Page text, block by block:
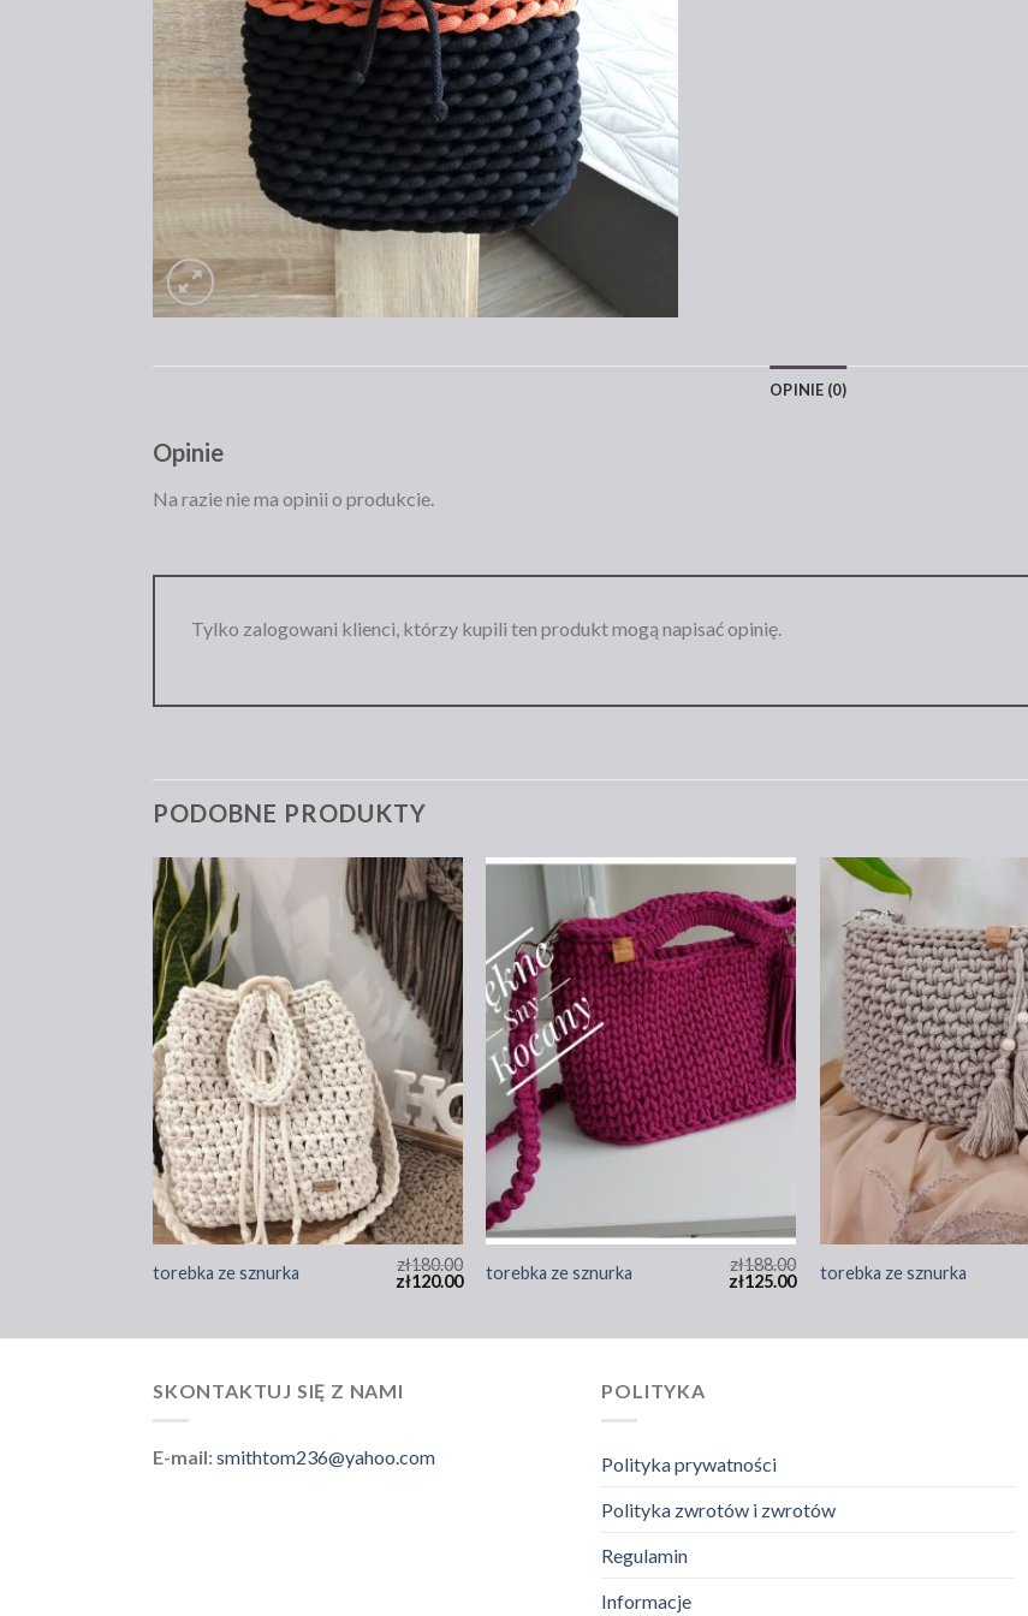
OPINIE (0)
Opinie
Na razie nie ma opinii o produkcie.
Tylko zalogowani klienci, którzy kupili ten produkt mogą napisać opinię.
PODOBNE PRODUKTY
torebka ze sznurka zł180.00
zł120.00 torebka ze sznurka zł188.00
zł125.00 torebka ze sznurka
SKONTAKTUJ SIĘ Z NAMI
E-mail:smithtom236@yahoo.com
POLITYKA
Polityka prywatności
Polityka zwrotów i zwrotów
Regulamin
Informacje